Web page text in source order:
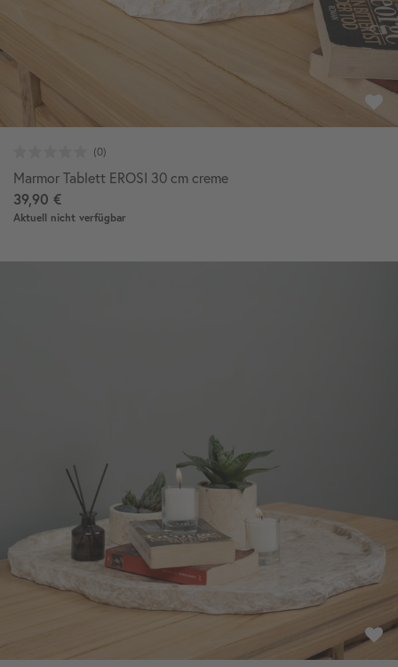
Marmor Tablett EROSI 30 cm creme
39,90 €
Aktuell nicht verfügbar